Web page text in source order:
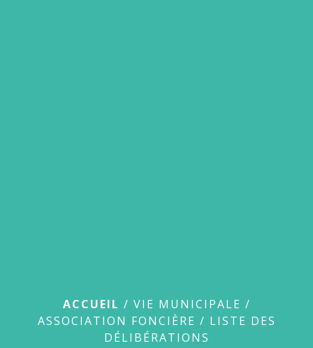
ACCUEIL / VIE MUNICIPALE /
ASSOCIATION FONCIÈRE / LISTE DES
DÉLIBÉRATIONS